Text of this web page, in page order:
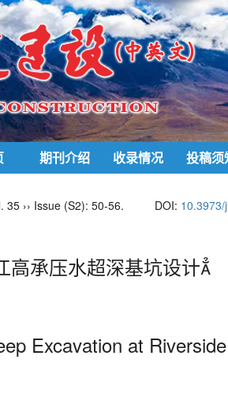
期刊介绍 收录情况 投稿须
35 ›› Issue (S2): 50-56. DOI:
高承压水超深基坑设计
Excavation at